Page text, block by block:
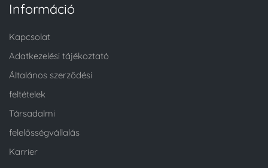
Információ
Kapcsolat
Adatkezelési tájékoztató
Általános szerződési
feltételek
Társadalmi
felelősségvállalás
Karrier